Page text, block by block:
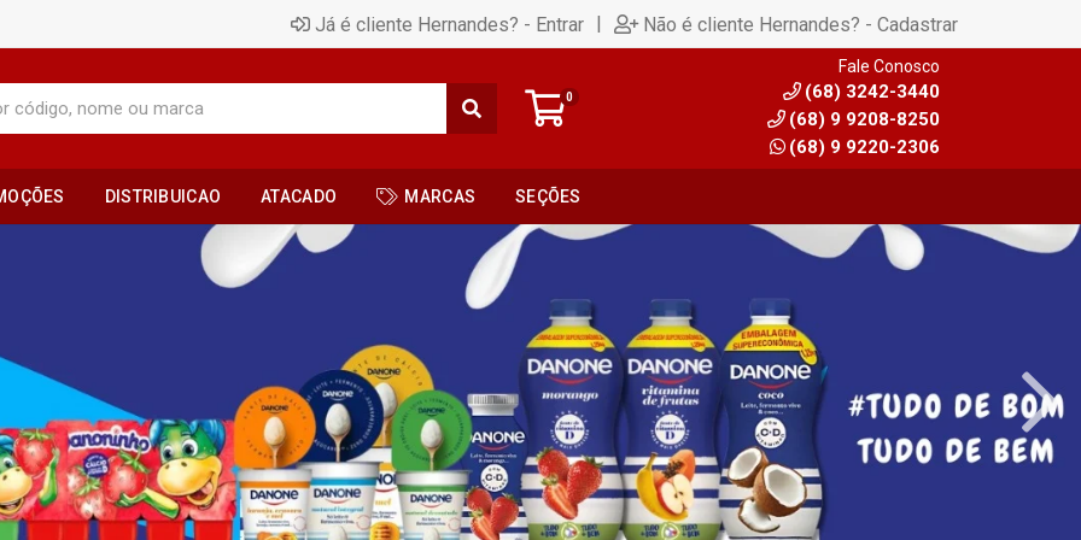
Já é cliente Hernandes? - Entrar | Não é cliente Hernandes? - Cadastrar
0
Fale Conosco
(68) 3242-3440
(68) 9 9208-8250
(68) 9 9220-2306
DISTRIBUICAO ATACADO MARCAS SEÇÕES